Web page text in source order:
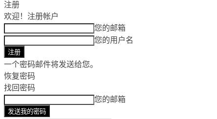
注册
欢迎！ 注册帐户
您的邮箱
您的用户名
一个密码邮件将发送给您。
恢复密码
找回密码
您的邮箱